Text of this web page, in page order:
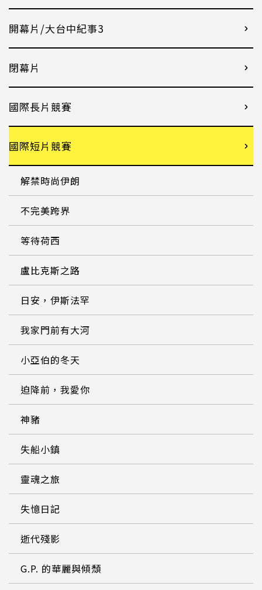
開幕片/大台中紀事3
閉幕片
國際長片競賽
國際短片競賽
解禁時尚伊朗
不完美跨界
等待荷西
盧比克斯之路
日安，伊斯法罕
我家門前有大河
小亞伯的冬天
迫降前，我愛你
神豬
失船小鎮
靈魂之旅
失憶日記
逝代殘影
G.P. 的華麗與傾頹